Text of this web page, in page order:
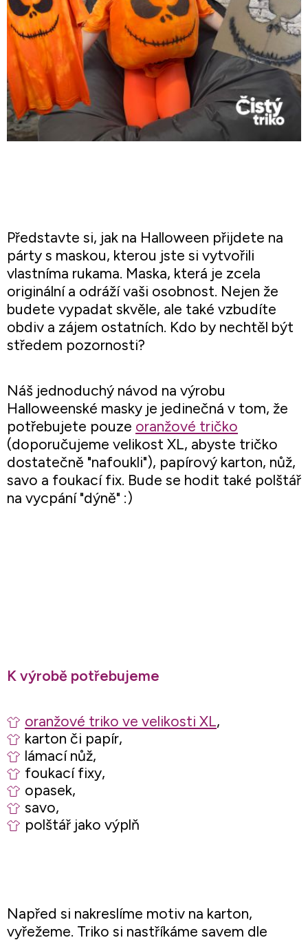
Představte si, jak na Halloween přijdete na
párty s maskou, kterou jste si vytvořili
vlastníma rukama. Maska, která je zcela
originální a odráží vaši osobnost. Nejen že
budete vypadat skvěle, ale také vzbudíte
obdiv a zájem ostatních. Kdo by nechtěl být
středem pozornosti?
Náš jednoduchý návod na výrobu
Halloweenské masky je jedinečná v tom, že
potřebujete pouze oranžové tričko
(doporučujeme velikost XL, abyste tričko
dostatečně "nafoukli"), papírový karton, nůž,
savo a foukací fix. Bude se hodit také polštář
na vycpání "dýně" :)
K výrobě potřebujeme
oranžové triko ve velikosti XL,
karton či papír,
lámací nůž,
foukací fixy,
opasek,
savo,
polštář jako výplň
Napřed si nakreslíme motiv na karton,
vyřežeme. Triko si nastříkáme savem dle